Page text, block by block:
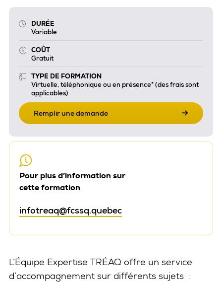
DURÉE
Variable
COÛT
Gratuit
TYPE DE FORMATION
Virtuelle, téléphonique ou en présence* (des frais sont
applicables)
Remplir une demande
Pour plus d’information sur
cette formation
infotreaq@fcssq.quebec
L’Équipe Expertise TRÉAQ offre un service
d’accompagnement sur différents sujets :